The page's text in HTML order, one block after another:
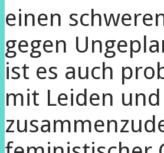
einen
gegen
ist es auch
mit Leiden